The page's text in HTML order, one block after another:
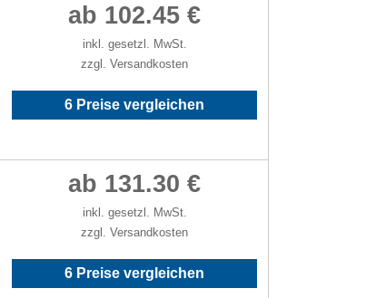
ab 102.45 €
inkl. gesetzl. MwSt.
zzgl. Versandkosten
6 Preise vergleichen
ab 131.30 €
inkl. gesetzl. MwSt.
zzgl. Versandkosten
6 Preise vergleichen